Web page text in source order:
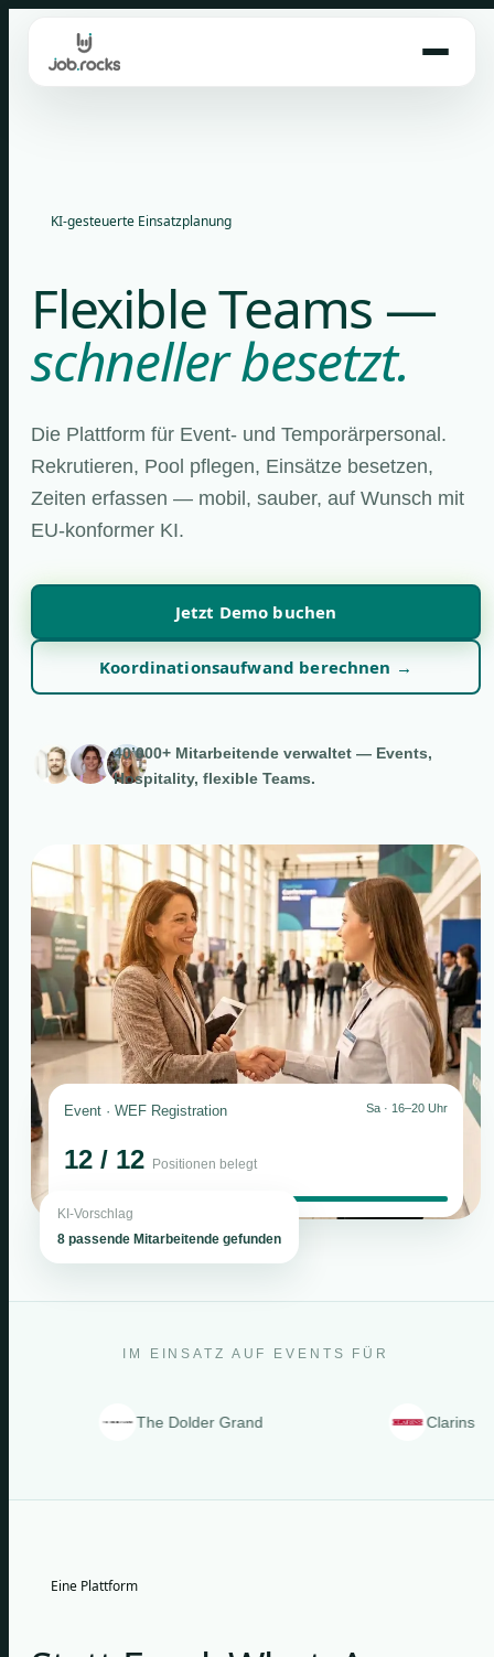
content
KI-gesteuerte Einsatzplanung
Flexible Teams —
schneller besetzt.
Die Plattform für Event- und Temporärpersonal.
Rekrutieren, Pool pflegen, Einsätze besetzen,
Zeiten erfassen — mobil, sauber, auf Wunsch mit
EU-konformer KI.
Jetzt Demo buchen
Koordinationsaufwand berechnen →
40’000+ Mitarbeitende verwaltet — Events,
Hospitality, flexible Teams.
Event · WEF Registration Sa · 16–20 Uhr
12 / 12 Positionen belegt
KI-Vorschlag
8 passende Mitarbeitende gefunden
IM EINSATZ AUF EVENTS FÜR
The Dolder Grand Clarins
Eine Plattform